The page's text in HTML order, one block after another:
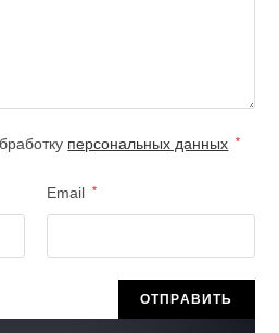
персональных данных *
Email *